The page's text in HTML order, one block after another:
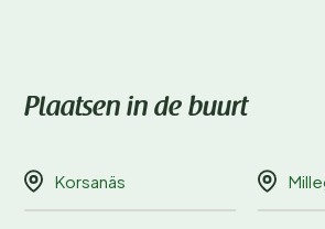
Plaatsen in de buurt
Korsanäs